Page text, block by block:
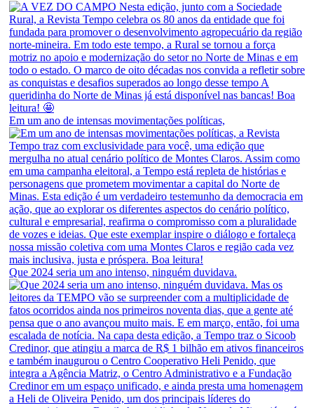
Em um ano de intensas movimentações políticas,
Que 2024 seria um ano intenso, ninguém duvidava.